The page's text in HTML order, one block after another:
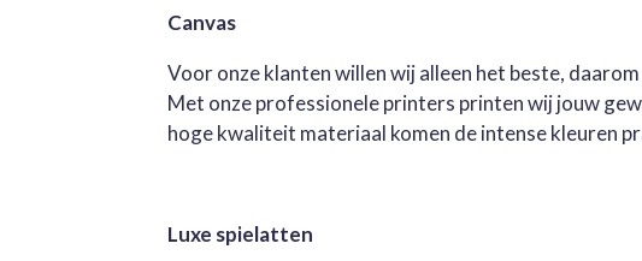
Canvas
Voor onze klanten willen wij alleen het beste,
Met onze professionele printers printen wij jouw
hoge kwaliteit materiaal komen de intense kleuren
Luxe spielatten